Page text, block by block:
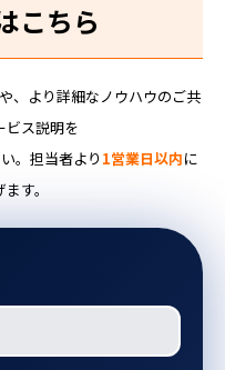
こちら
、より詳細なノウハウのご共
ビス説明を
。担当者より 1営業日以内に
す。